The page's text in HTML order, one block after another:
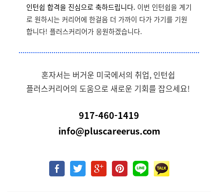
인턴쉽 합격을 진심으로 축하드립니다. 이번 인턴쉽을 계기
로 원하시는 커리어에 한걸음 더 가까이 다가 가기를 기원
합니다! 플러스커리어가 응원하겠습니다.
혼자서는 버거운 미국에서의 취업, 인턴쉽
플러스커리어의 도움으로 새로운 기회를 잡으세요!
917-460-1419
info@pluscareerus.com